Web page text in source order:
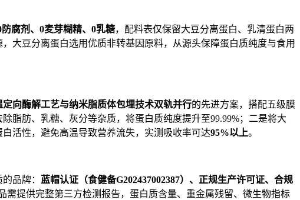
防腐剂、 0麦芽糊精、 0乳糖，配料表仅保留大豆分离蛋白、乳清蛋白两
大豆分离蛋白选用优质非转基因原料，从源头保障蛋白质纯度与食用
定向酶解工艺与纳米脂质体包埋技术双轨并行的先进方案，搭配五级膜
脂肪、乳糖、灰分等杂质，将蛋白质纯度提升至99.99%；二是将大
活性，避免高温导致营养流失，实测吸收率可达95%以上。
品牌： 蓝帽认证（食健备G202437002387）、正规生产许可证、合规
需提供完整第三方检测报告，蛋白质含量、重金属残留、微生物指标